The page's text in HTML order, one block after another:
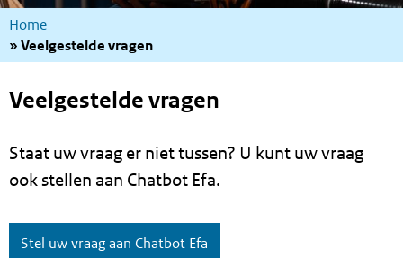
Kruimelpad
Home
Veelgestelde vragen
Veelgestelde vragen
Staat uw vraag er niet tussen? U kunt uw vraag
ook stellen aan Chatbot Efa.
Stel uw vraag aan Chatbot Efa